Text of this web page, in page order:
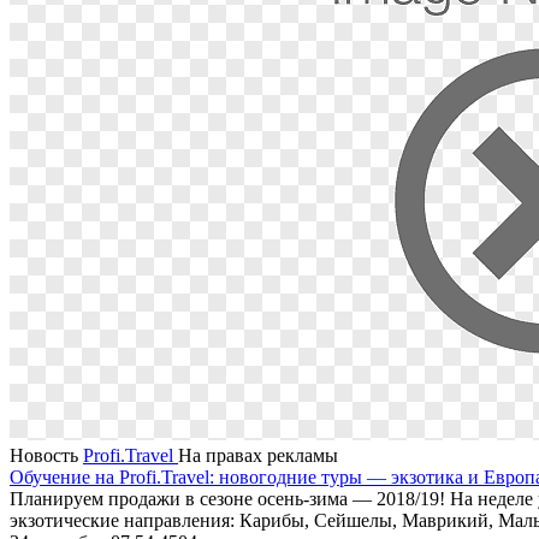
Новость Profi.Travel На правах рекламы
Обучение на Profi.Travel: новогодние туры — экзотика и
Планируем продажи в сезоне осень-зима — 2018/19! На неделе
экзотические направления: Карибы, Сейшелы, Маврикий,